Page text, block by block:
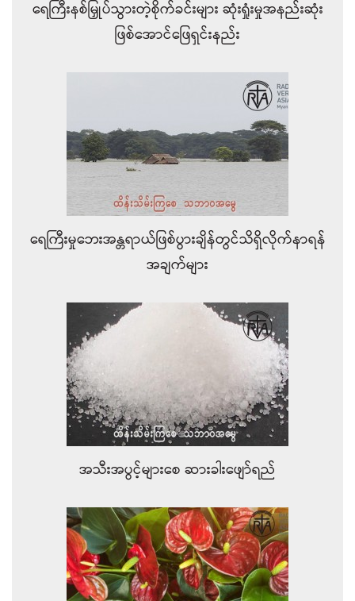
ရေကြီးနစ်မြှုပ်သွားတဲ့စိုက်ခင်းများ ဆုံးရှုံးမှုအနည်းဆုံး
ဖြစ်အောင်ဖြေရှင်းနည်း
ရေကြီးမှုဘေးအန္တရာယ်ဖြစ်ပွားချိန်တွင်သိရှိလိုက်နာရန်
အချက်များ
အသီးအပွင့်များစေ ဆားခါးဖျော်ရည်